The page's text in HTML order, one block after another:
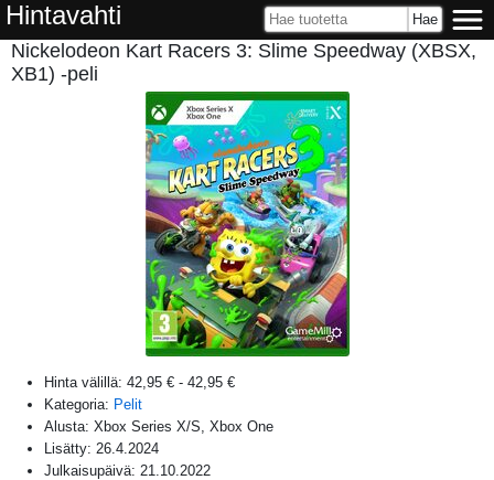
Hintavahti
Nickelodeon Kart Racers 3: Slime Speedway (XBSX,
XB1) -peli
Hinta välillä: 42,95 € - 42,95 €
Kategoria: Pelit
Alusta: Xbox Series X/S, Xbox One
Lisätty: 26.4.2024
Julkaisupäivä: 21.10.2022